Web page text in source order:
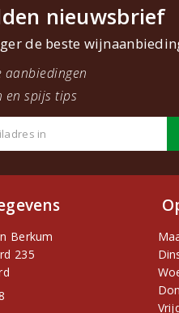
nieuwsbrief
de beste
aanbiedingen
en spijs tips
Berkum
235